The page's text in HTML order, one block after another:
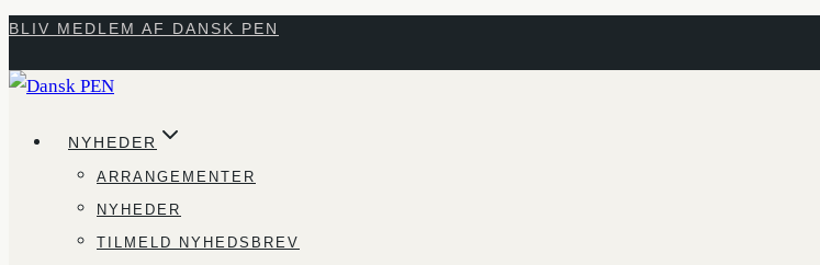
Fortsæt
indhold
BLIV MEDLEM AF DANSK PEN
NYHEDER
ARRANGEMENTER
NYHEDER
TILMELD NYHEDSBREV